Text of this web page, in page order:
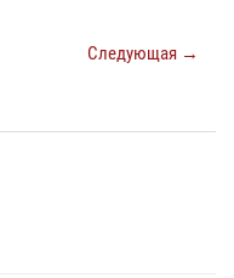
Следующая →